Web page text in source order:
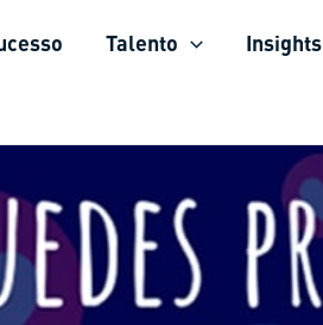
Talento Insights